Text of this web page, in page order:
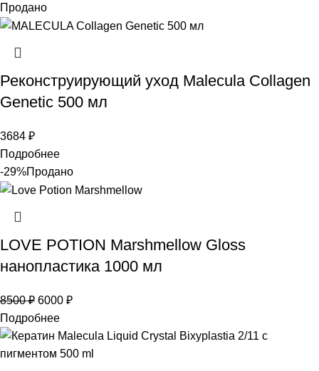
Продано
Реконструирующий уход Malecula Collagen
Genetic 500 мл
3684 ₽
Подробнее
-29%Продано
LOVE POTION Marshmellow Gloss
нанопластика 1000 мл
8500₽ 6000 ₽
Подробнее